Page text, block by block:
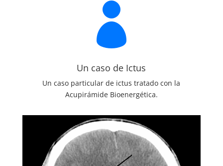

Un caso de Ictus
Un caso particular de ictus tratado con la
Acupirámide Bioenergética.